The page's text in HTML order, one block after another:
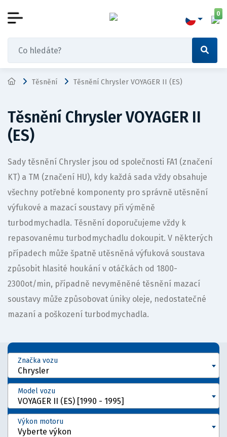
0
Těsnění Těsnění Chrysler VOYAGER II (ES)
Těsnění Chrysler VOYAGER II
(ES)
Sady těsnění Chrysler jsou od společnosti FA1 (značení
KT) a TM (značení HU), kdy každá sada vždy obsahuje
všechny potřebné komponenty pro správně utěsnění
výfukové a mazací soustavy při výměně
turbodmychadla. Těsnění doporučujeme vždy k
repasovanému turbodmychadlu dokoupit. V některých
případech může špatně utěsněná výfuková soustava
způsobit hlasité houkání v otáčkách od 1800-
2300ot/min, případně nevyměněné těsnění mazací
soustavy může způsobovat úniky oleje, nedostatečné
mazaní a poškození turbodmychadla.
Chrysler
Značka vozu
VOYAGER II (ES) [1990 - 1995]
Model vozu
Vyberte výkon
Výkon motoru